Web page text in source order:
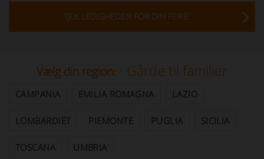
TJEK LEDIGHEDEN FOR DIN FERIE
Vælg din region: - Gårde til familier
CAMPANIA EMILIA ROMAGNA LAZIO
LOMBARDIET PIEMONTE PUGLIA SICILIA
TOSCANA UMBRIA